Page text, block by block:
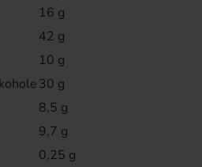
16 g
42 g
10 g
30 g
8,5 g
9,7 g
0,25 g